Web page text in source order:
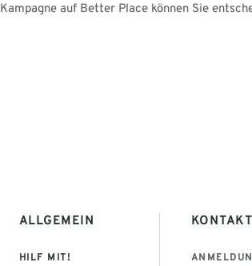
auf Better Place können Sie
ALLGEMEIN
HILF MIT!
KONTAKT